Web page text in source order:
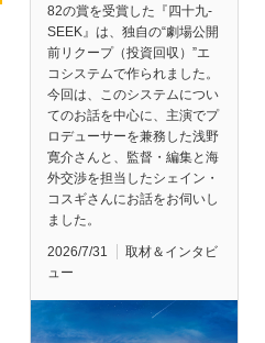
82の賞を受賞した『四十九-
SEEK』は、独自の“劇場公開
前リクープ（投資回収）”エ
コシステムで作られました。
今回は、このシステムについ
てのお話を中心に、主演でプ
ロデューサーを兼務した浅野
寛介さんと、監督・編集と海
外交渉を担当したシェイン・
コスギさんにお話をお伺いし
ました。
2026/7/31
取材＆インタビ
ュー